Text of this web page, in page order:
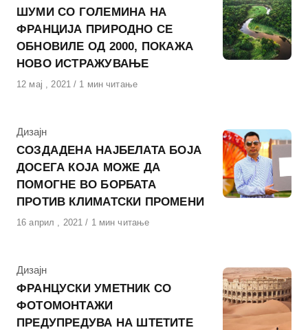
ШУМИ СО ГОЛЕМИНА НА
ФРАНЦИЈА ПРИРОДНО СЕ
ОБНОВИЛЕ ОД 2000, ПОКАЖА
НОВО ИСТРАЖУВАЊЕ
Објавено
12 мај , 2021 1 мин читање
КАтегорија
Дизајн
СОЗДАДЕНА НАЈБЕЛАТА БОЈА
ДОСЕГА КОЈА МОЖЕ ДА
ПОМОГНЕ ВО БОРБАТА
ПРОТИВ КЛИМАТСКИ ПРОМЕНИ
Објавено
16 април , 2021 1 мин читање
КАтегорија
Дизајн
ФРАНЦУСКИ УМЕТНИК СО
ФОТОМОНТАЖИ
ПРЕДУПРЕДУВА НА ШТЕТИТЕ